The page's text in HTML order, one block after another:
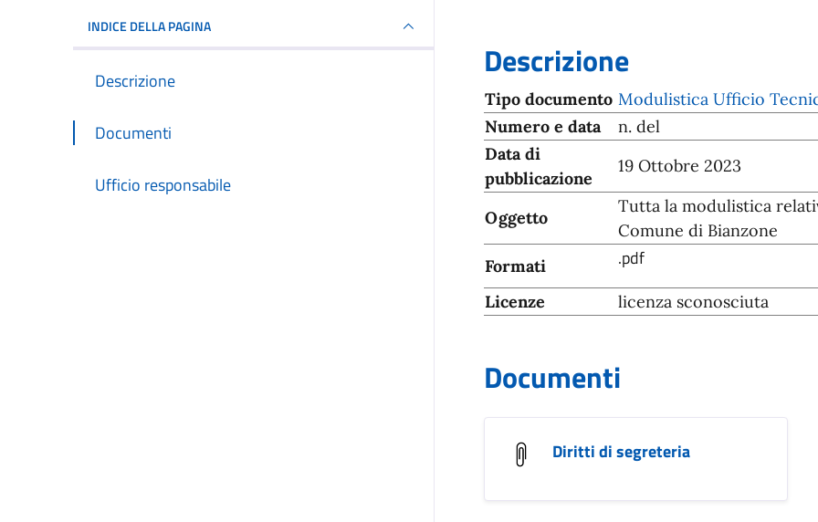
INDICE DELLA PAGINA
Descrizione
Documenti
Ufficio responsabile
Descrizione
Tipo documento Modulistica Ufficio
Numero e data
n. del
Data di
pubblicazione
19 Ottobre 2023
Oggetto
Tutta la modulistica
Comune di Bianzone
Formati
.pdf
Licenze licenza sconosciuta
Documenti
Diritti di segreteria